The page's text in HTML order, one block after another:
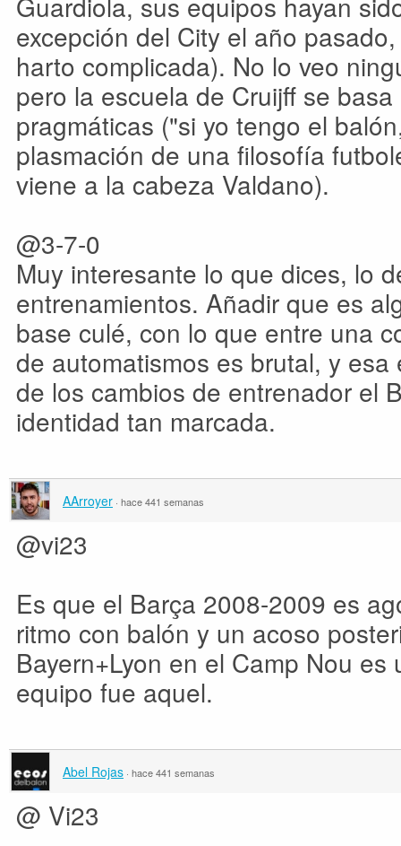
excepción del City el año
harto complicada). No lo veo
pero la escuela de Cruijff se
pragmáticas ("si yo tengo el
plasmación de una filosofía
viene a la cabeza Valdano).
@3-7-0
Muy interesante lo que dices, lo
entrenamientos. Añadir que es
base culé, con lo que entre una
de automatismos es brutal, y
de los cambios de entrenador el
identidad tan marcada.
AArroyer · hace 441 semanas
@vi23
Es que el Barça 2008-2009 es
ritmo con balón y un acoso
Bayern+Lyon en el Camp Nou
equipo fue aquel.
Abel Rojas · hace 441 semanas
@ Vi23